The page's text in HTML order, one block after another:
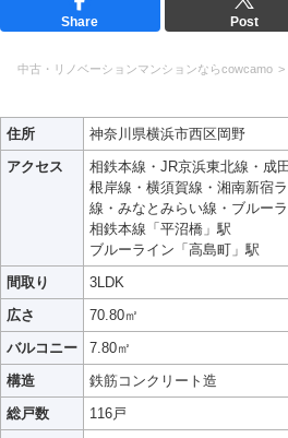
Share Post
中古・リノベーションマンションならcowcamo
住所
神奈川県横浜市西区岡野
アクセス
相鉄本線・JR京浜東北線・成
根岸線・横須賀線・湘南新宿
線・みなとみらい線・ブルー
相鉄本線「平沼橋」駅
ブルーライン「高島町」駅
間取り
3LDK
広さ
70.80㎡
バルコニー
7.80㎡
構造
鉄筋コンクリート造
総戸数
116戸